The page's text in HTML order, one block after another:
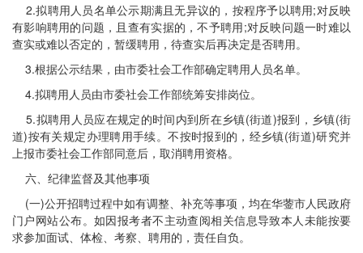
2.拟聘用人员名单公示期满且无异议的，按程序予以聘用;对反映
有影响聘用的问题，且查有实据的，不予聘用;对反映问题一时难以
查实或难以否定的，暂缓聘用，待查实后再决定是否聘用。
3.根据公示结果，由市委社会工作部确定聘用人员名单。
4.拟聘用人员由市委社会工作部统筹安排岗位。
5.拟聘用人员应在规定的时间内到所在乡镇(街道)报到，乡镇(街
道)按有关规定办理聘用手续。不按时报到的，经乡镇(街道)研究并
上报市委社会工作部同意后，取消聘用资格。
六、纪律监督及其他事项
(一)公开招聘过程中如有调整、补充等事项，均在华蓥市人民政府
门户网站公布。如因报考者不主动查阅相关信息导致本人未能按要
求参加面试、体检、考察、聘用的，责任自负。